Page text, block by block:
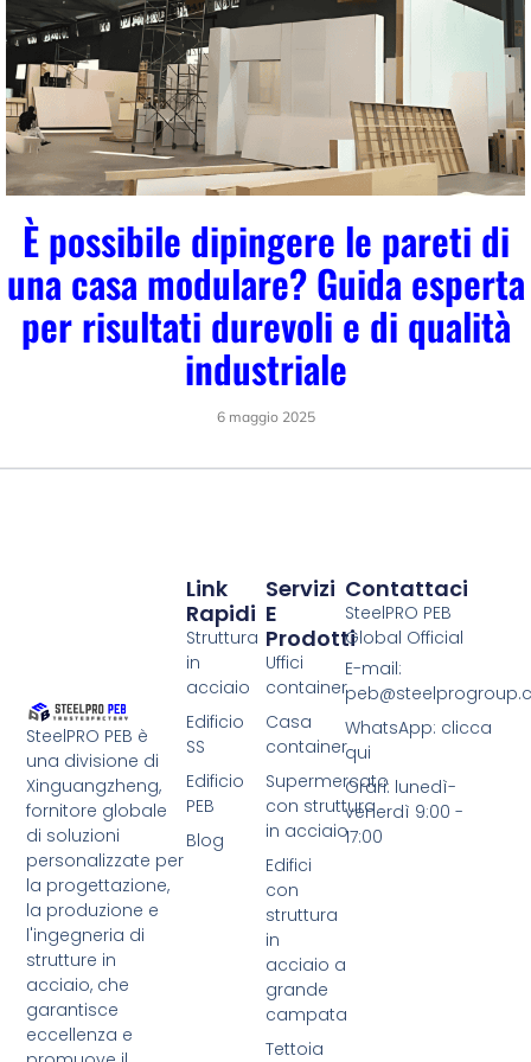
È possibile dipingere le pareti di
una casa modulare? Guida esperta
per risultati durevoli e di qualità
industriale
6 maggio 2025
SteelPRO PEB è
una divisione di
Xinguangzheng,
fornitore globale
di soluzioni
personalizzate per
la progettazione,
la produzione e
l'ingegneria di
strutture in
acciaio, che
garantisce
eccellenza e
Servizi
E
Prodotti
Uffici
container
Casa
container
Supermercato
con struttura
in acciaio
Edifici
con
struttura
in
acciaio a
grande
campata
Tettoia
Link
Rapidi
Struttura
in
acciaio
Edificio
SS
Edificio
PEB
Blog
Contattaci
SteelPRO PEB
Global Official
E-mail:
WhatsApp: clicca
qui
Orari: lunedì-
venerdì 9:00 -
17:00